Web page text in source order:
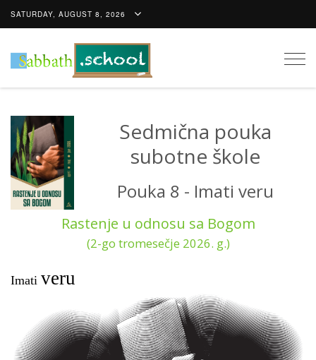
SATURDAY, AUGUST 8, 2026
Sedmična pouka
subotne škole
Pouka 8 - Imati veru
Rastenje u odnosu sa Bogom
(2-go tromesečje 2026. g.)
Imati veru